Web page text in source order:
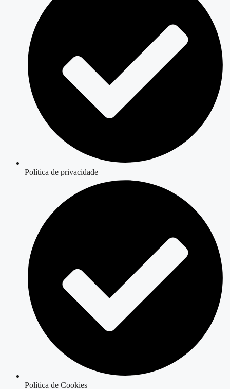
Política de privacidade
Política de Cookies